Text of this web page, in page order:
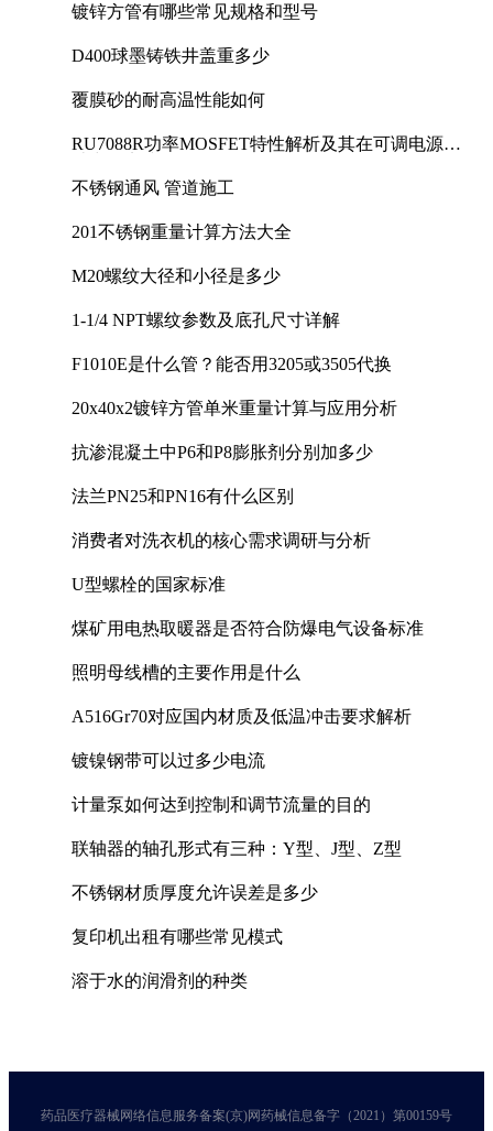
镀锌方管有哪些常见规格和型号
D400球墨铸铁井盖重多少
覆膜砂的耐高温性能如何
RU7088R功率MOSFET特性解析及其在可调电源设
不锈钢通风 管道施工
201不锈钢重量计算方法大全
M20螺纹大径和小径是多少
1-1/4 NPT螺纹参数及底孔尺寸详解
F1010E是什么管？能否用3205或3505代换
20x40x2镀锌方管单米重量计算与应用分析
抗渗混凝土中P6和P8膨胀剂分别加多少
法兰PN25和PN16有什么区别
消费者对洗衣机的核心需求调研与分析
U型螺栓的国家标准
煤矿用电热取暖器是否符合防爆电气设备标准
照明母线槽的主要作用是什么
A516Gr70对应国内材质及低温冲击要求解析
镀镍钢带可以过多少电流
计量泵如何达到控制和调节流量的目的
联轴器的轴孔形式有三种：Y型、J型、Z型
不锈钢材质厚度允许误差是多少
复印机出租有哪些常见模式
溶于水的润滑剂的种类
药品医疗器械网络信息服务备案(京)网药械信息备字（2021）第00159号